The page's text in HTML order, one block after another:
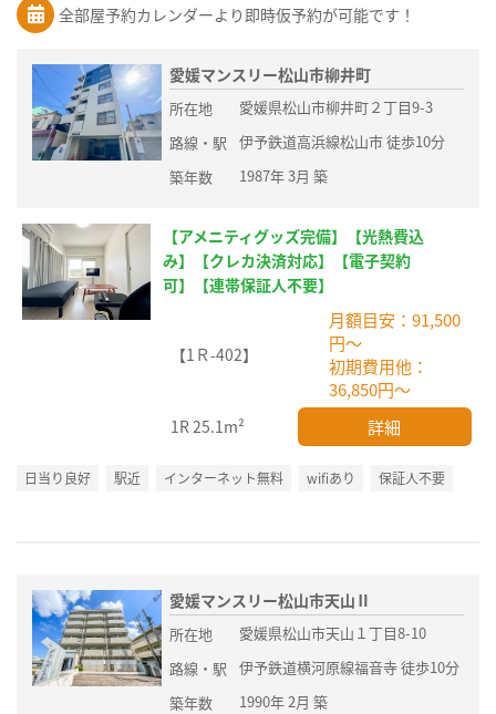
全部屋予約カレンダーより即時仮予約が可能です！
愛媛マンスリー松山市柳井町
所在地
愛媛県松山市柳井町２丁目9-3
路線・駅
伊予鉄道高浜線松山市 徒歩10分
築年数
1987年 3月 築
【アメニティグッズ完備】【光熱費込
み】【クレカ決済対応】【電子契約
可】【連帯保証人不要】
【1Ｒ-402】
月額目安：91,500
円～
初期費用他：
36,850円～
1R25.1m² 詳細
日当り良好 駅近 インターネット無料 wifiあり 保証人不要
愛媛マンスリー松山市天山Ⅱ
所在地
愛媛県松山市天山１丁目8-10
路線・駅
伊予鉄道横河原線福音寺 徒歩10分
築年数
1990年 2月 築